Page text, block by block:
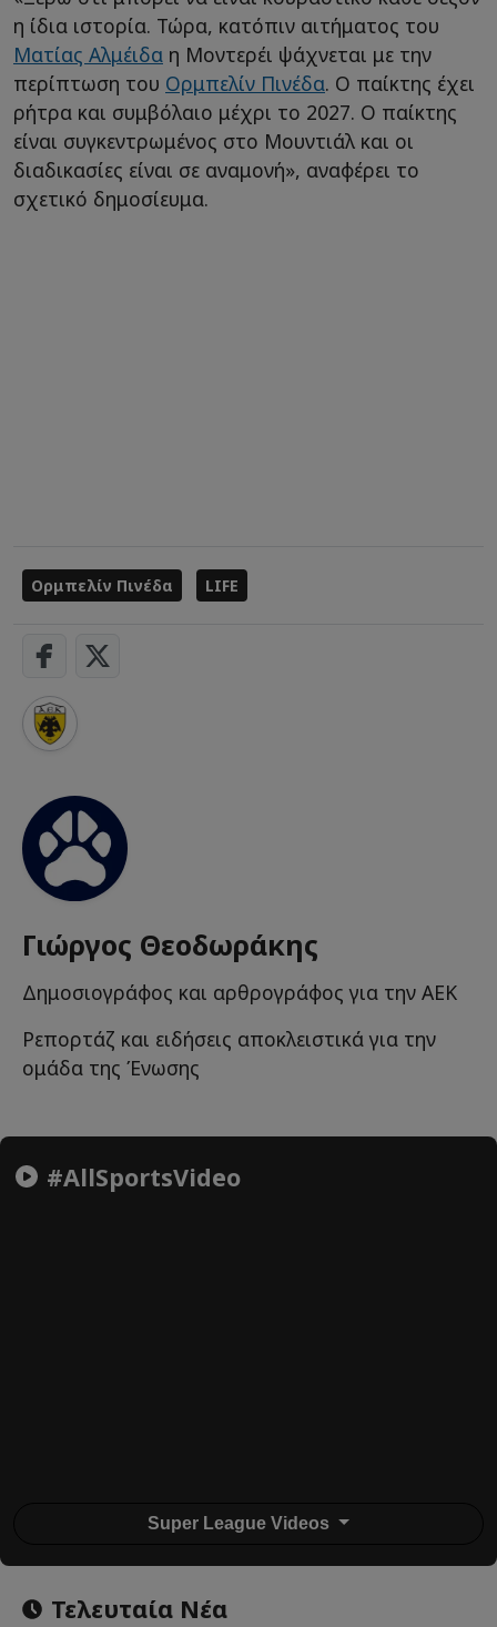
η ίδια ιστορία. Τώρα, κατόπιν αιτήματος του
Ματίας Αλμέιδα η Μοντερέι ψάχνεται με την
περίπτωση του Ορμπελίν Πινέδα. Ο παίκτης έχει
ρήτρα και συμβόλαιο μέχρι το 2027. Ο παίκτης
είναι συγκεντρωμένος στο Μουντιάλ και οι
διαδικασίες είναι σε αναμονή», αναφέρει το
σχετικό δημοσίευμα.
Ορμπελίν Πινέδα LIFE
Γιώργος Θεοδωράκης
Δημοσιογράφος και αρθρογράφος για την ΑΕΚ
Ρεπορτάζ και ειδήσεις αποκλειστικά για την
ομάδα της Ένωσης
#AllSportsVideo
Super League Videos
Τελευταία Νέα